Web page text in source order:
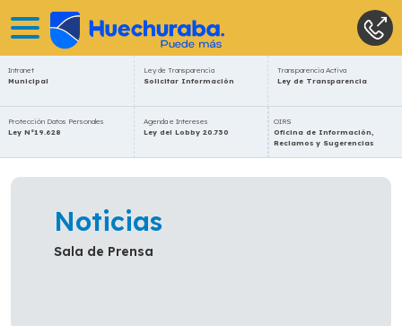
Intranet
Municipal
Ley de Transparencia
Solicitar Información
Transparencia Activa
Ley de Transparencia
Protección Datos Personales
Ley N°19.628
Agenda e Intereses
Ley del Lobby 20.730
OIRS
Oficina de Información,
Reclamos y Sugerencias
Noticias
Sala de Prensa